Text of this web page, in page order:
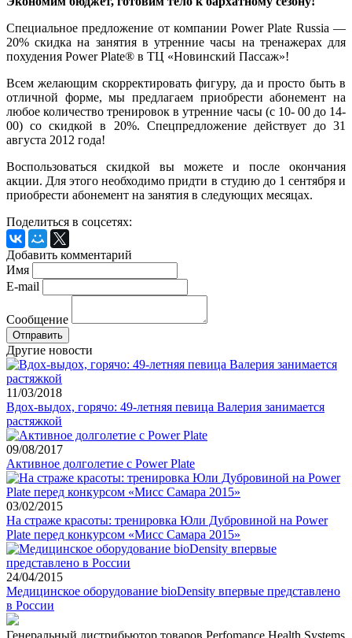
Специальное предложение от компании Power Plate Russia —
20% скидка на занятия в утренние часы на тренажерах для
похудения Power Plate® в ТЦ «Новинский Пассаж»!
Всем желающим скорректировать фигуру, да и просто быть в
отличной форме, мы предлагаем приобрести абонемент на
любое количество тренировок в утренние часы (с 10- 00 до 14-
00) со скидкой в 20%. Спецпредложение действует до 31
августа 2012 года!
Воспользоваться скидкой вы можете и после окончания
акции. Для этого необходимо придти в студию до 1 сентября и
приобрести абонемент на занятия в следующих месяцах.
Поделиться в соцсетях:
Добавить комментарий
Имя
E-mail
Сообщение
Другие новости
11/03/2018
Вдох-выдох, горячо: 49-летняя певица Валерия занимается
растяжкой
09/08/2017
Активное долголетие с Power Plate
03/02/2015
На страже красоты: тренировка Юли Дубровиной на Power
Plate перед конкурсом «Мисс Самара 2015»
24/04/2015
Медицинское оборудование bioDensity впервые представлено
в России